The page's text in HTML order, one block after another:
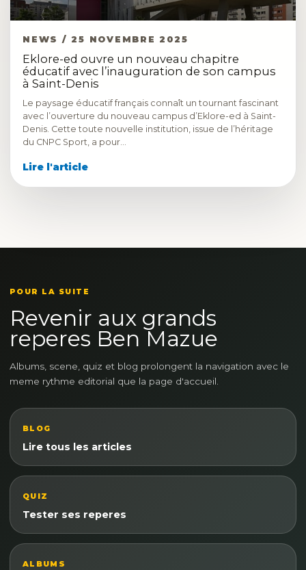
NEWS / 25 NOVEMBRE 2025
Eklore-ed ouvre un nouveau chapitre
éducatif avec l’inauguration de son campus
à Saint-Denis
Le paysage éducatif français connaît un tournant fascinant
avec l’ouverture du nouveau campus d’Eklore-ed à Saint-
Denis. Cette toute nouvelle institution, issue de l’héritage
du CNPC Sport, a pour…
Lire l'article
POUR LA SUITE
Revenir aux grands
reperes Ben Mazue
Albums, scene, quiz et blog prolongent la navigation avec le
meme rythme editorial que la page d'accueil.
BLOG
Lire tous les articles
QUIZ
Tester ses reperes
ALBUMS